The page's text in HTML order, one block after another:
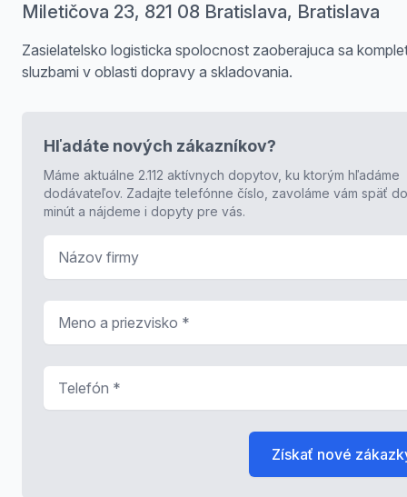
Miletičova 23, 821 08 Bratislava, Bratislava
Zasielatelsko logisticka spolocnost zaoberajuca sa
sluzbami v oblasti dopravy a skladovania.
Hľadáte nových zákazníkov?
Máme aktuálne 2.112 aktívnych dopytov, ku ktorým hľadáme
dodávateľov. Zadajte telefónne číslo, zavoláme vám späť
minút a nájdeme i dopyty pre vás.
Získať nové